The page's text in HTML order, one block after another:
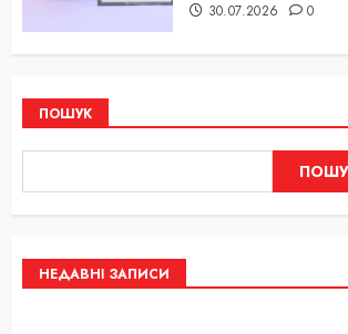
30.07.2026 0
ПОШУК
НЕДАВНІ ЗАПИСИ